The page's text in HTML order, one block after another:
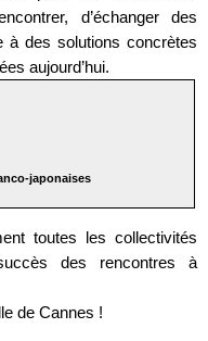
d’échanger des
à des solutions concrètes
aujourd’hui.
japonaises
toutes les collectivités
des rencontres à
de Cannes !